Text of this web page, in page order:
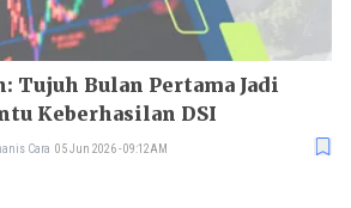
Tujuh Bulan Pertama Jadi
Keberhasilan DSI
Cara 05 Jun 2026 - 09:12AM